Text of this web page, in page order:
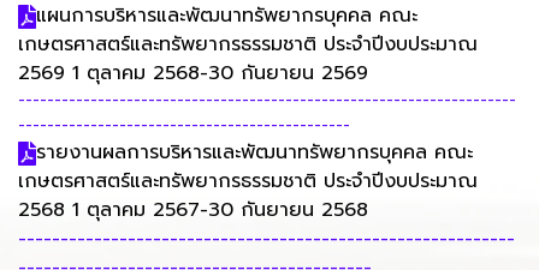
แผนการบริหารและพัฒนาทรัพยากรบุคคล คณะ
เกษตรศาสตร์และทรัพยากรธรรมชาติ ประจำปีงบประมาณ
2569 1 ตุลาคม 2568-30 กันยายน 2569
---------------------------------------------------------------------
----------------------------------------------
รายงานผลการบริหารและพัฒนาทรัพยากรบุคคล คณะ
เกษตรศาสตร์และทรัพยากรธรรมชาติ ประจำปีงบประมาณ
2568 1 ตุลาคม 2567-30 กันยายน 2568
-----------------------------------------------------------